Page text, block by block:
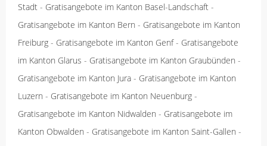
Stadt - Gratisangebote im Kanton Basel-Landschaft -
Gratisangebote im Kanton Bern - Gratisangebote im Kanton
Freiburg - Gratisangebote im Kanton Genf- Gratisangebote
im Kanton Glarus - Gratisangebote im Kanton Graubünden -
Gratisangebote im Kanton Jura - Gratisangebote im Kanton
Luzern - Gratisangebote im Kanton Neuenburg -
Gratisangebote im Kanton Nidwalden - Gratisangebote im
Kanton Obwalden - Gratisangebote im Kanton Saint-Gallen -